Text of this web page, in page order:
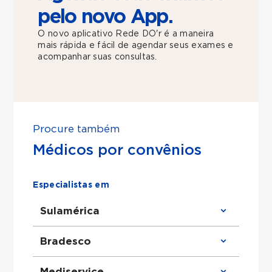
pelo novo App.
O novo aplicativo Rede DO'r é a maneira
mais rápida e fácil de agendar seus exames e
acompanhar suas consultas.
Procure também
Médicos por convênios
Especialistas em
Sulamérica
Clínico Geral atende Sulamérica
Urologista atende Sulamérica
Obstetra atende Sulamérica
Bradesco
Clínico Geral atende Bradesco